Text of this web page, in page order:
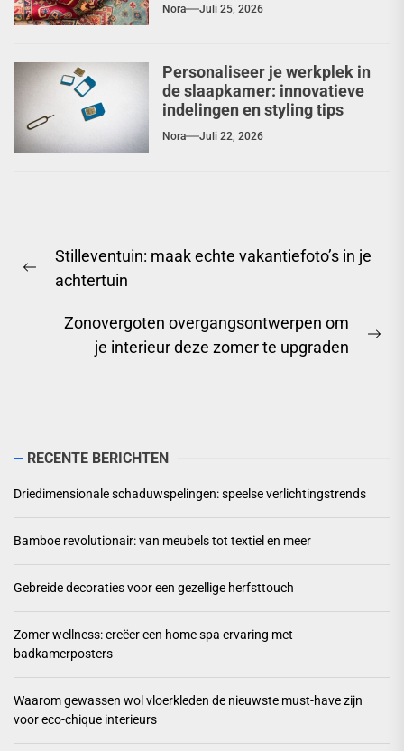
Nora Juli 25, 2026
Personaliseer je werkplek in
de slaapkamer: innovatieve
indelingen en styling tips
Nora Juli 22, 2026
Previous
Stilleventuin: maak echte vakantiefoto’s in je
achtertuin
Zonovergoten overgangsontwerpen om
je interieur deze zomer te upgraden
RECENTE BERICHTEN
Driedimensionale schaduwspelingen: speelse verlichtingstrends
Bamboe revolutionair: van meubels tot textiel en meer
Gebreide decoraties voor een gezellige herfsttouch
Zomer wellness: creëer een home spa ervaring met
badkamerposters
Waarom gewassen wol vloerkleden de nieuwste must-have zijn
voor eco-chique interieurs